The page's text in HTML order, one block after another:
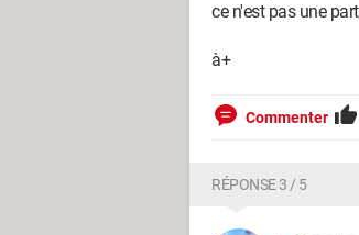
ce n'est pas une
à+
Commenter
RÉPONSE 3 / 5